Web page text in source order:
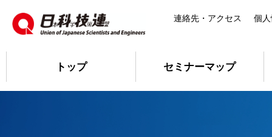
連絡先・アクセス 個
トップ セミナーマップ